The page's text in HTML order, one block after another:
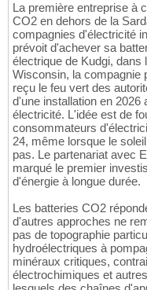
La première entreprise à
CO2 en dehors de la
compagnies d'électricité
prévoit d'achever sa
électrique de Kudgi, dans
Wisconsin, la compagnie
reçu le feu vert des
d'une installation en 2026
électricité. L'idée est de
consommateurs
24, même lorsque le
pas. Le partenariat avec
marqué le premier
d'énergie à longue durée.
Les batteries CO2
d'autres approches ne
pas de topographie
hydroélectriques à
minéraux critiques,
électrochimiques et